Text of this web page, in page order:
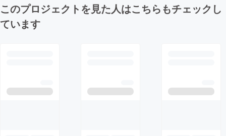
このプロジェクトを見た人はこちらもチェックし
ています